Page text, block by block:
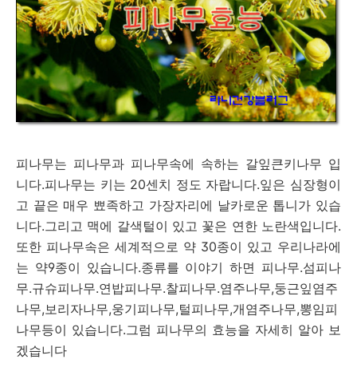
피나무는 피나무과 피나무속에 속하는 갈잎큰키나무 입
니다.피나무는 키는 20센치 정도 자랍니다.잎은 심장형이
고 끝은 매우 뾰족하고 가장자리에 날카로운 톱니가 있습
니다.그리고 맥에 갈색털이 있고 꽃은 연한 노란색입니다.
또한 피나무속은 세계적으로 약 30종이 있고 우리나라에
는 약9종이 있습니다.종류를 이야기 하면 피나무.섬피나
무.규슈피나무.연밥피나무.찰피나무.염주나무,둥근잎염주
나무,보리자나무,웅기피나무,털피나무,개염주나무,뽕임피
나무등이 있습니다.그럼 피나무의 효능을 자세히 알아 보
겠습니다